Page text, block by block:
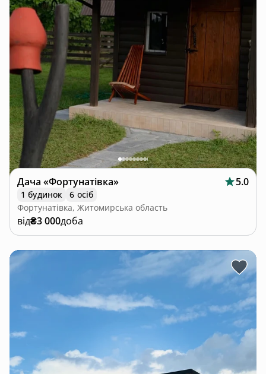
Дача «Фортунатівка» 5.0
1 будинок
6 осіб
Фортунатівка, Житомирська область
від₴3 000доба